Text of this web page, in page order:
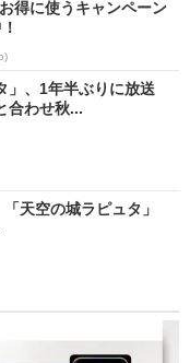
得に使うキャンペーン
」、1年半ぶりに放送
合わせ秋...
天空の城ラピュタ」